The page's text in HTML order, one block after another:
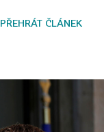
PŘEHRÁT ČLÁNEK